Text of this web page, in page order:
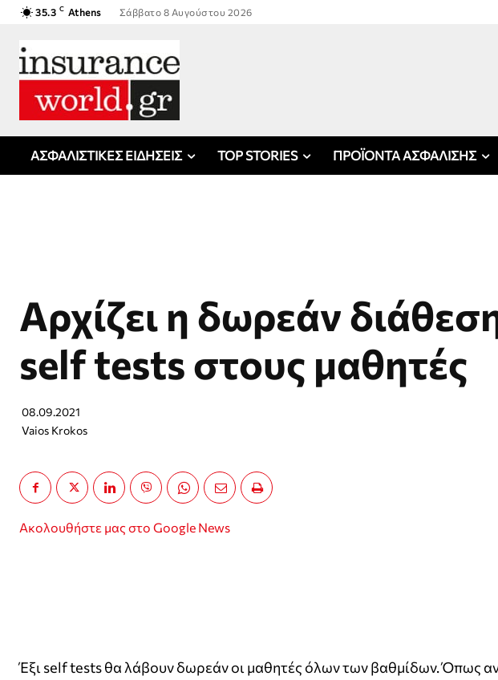
35.3 C Athens Σάββατο 8 Αυγούστου 2026
ΑΣΦΑΛΙΣΤΙΚΕΣ ΕΙΔΗΣΕΙΣ TOP STORIES ΠΡΟΪΟΝΤΑ ΑΣΦΑΛΙΣΗΣ
Αρχίζει η δωρεάν
self tests στους μαθητές
08.09.2021
Vaios Krokos
Ακολουθήστε μας στο Google News
Έξι self tests θα λάβουν δωρεάν οι μαθητές όλων των βαθμίδων. Όπως